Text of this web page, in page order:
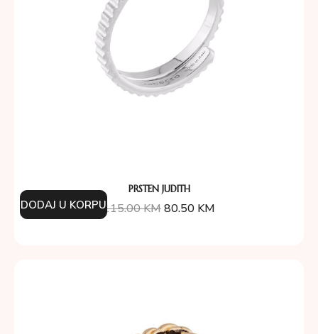
PRSTEN JUDITH
115.00KM80.50 KM
DODAJ U KORPU